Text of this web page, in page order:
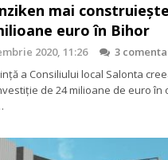
mai
euro în Bihor
2020, 11:26
3
a Consiliului local Salonta
de 24 milioane de euro în